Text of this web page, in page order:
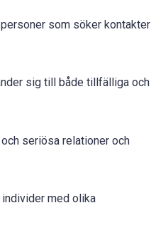
som söker kontakter
sig till både tillfälliga och
seriösa relationer och
med olika